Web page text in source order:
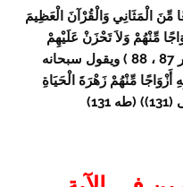
مِّنَ الْمَثَانِي وَالْقُرْآنَ الْعَظِيمَ
مِّنْهُمْ وَلاَ تَحْزَنْ عَلَيْهِمْ
وَاخْفِضْ جَنَاحَكَ لِلْمُؤْمِنِينَ (88)) (الحجر 87 ، 88 ) ويقول سبحانه
أَزْوَاجًا مِّنْهُمْ زَهْرَةَ الْحَيَاةِ